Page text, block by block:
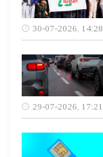
30-07-2026, 14:28
29-07-2026, 17:21